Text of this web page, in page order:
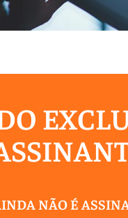
NÃO É